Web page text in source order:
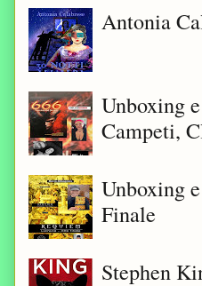
Antonia
Unboxing
Campeti,
Unboxing
Finale
Stephen